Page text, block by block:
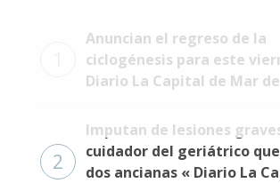
Fúnebres
Anuncian el regreso de la
ciclogénesis para este
Diario La Capital de Mar
2
Imputan de lesiones
cuidador del geriátrico
dos ancianas « Diario La